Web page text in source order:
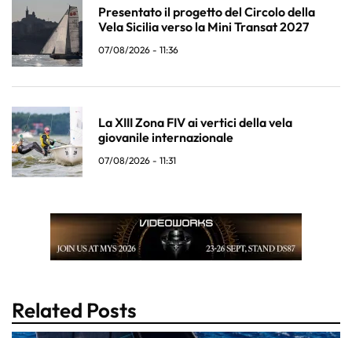
Presentato il progetto del Circolo della
Vela Sicilia verso la Mini Transat 2027
07/08/2026 - 11:36
La XIII Zona FIV ai vertici della vela
giovanile internazionale
07/08/2026 - 11:31
Related Posts